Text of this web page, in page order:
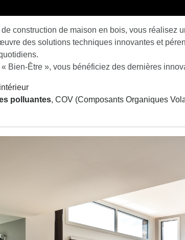
construction de maison en bois, vous réalisez
des solutions techniques innovantes et
Bien-Être », vous bénéficiez des dernières
polluantes, COV (Composants Organiques